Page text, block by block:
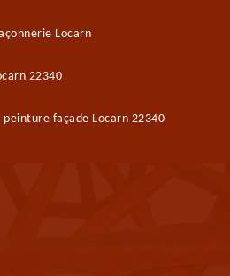
Locarn
22340
façade Locarn 22340